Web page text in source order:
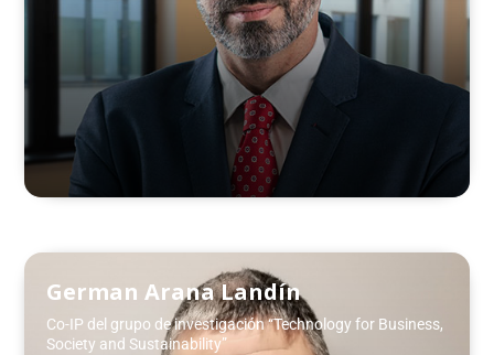
German Arana Landín
Co-IP del grupo de investigación “Technology for Business,
Society and Sustainability”